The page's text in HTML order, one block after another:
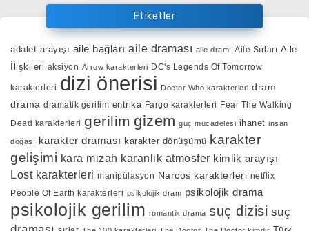
Etiketler
adalet arayışı aile bağları aile draması aile dramı Aile Sırları Aile
İlişkileri aksiyon Arrow karakterleri DC's Legends Of Tomorrow
karakterleri dizi önerisi Doctor Who karakterleri dram
drama dramatik gerilim entrika Fargo karakterleri Fear The Walking
Dead karakterleri gerilim gizem güç mücadelesi ihanet insan
doğası karakter draması karakter dönüşümü karakter
gelişimi kara mizah karanlik atmosfer kimlik arayışı
Lost karakterleri manipülasyon Narcos karakterleri netflix
People Of Earth karakterleri psikolojik dram psikolojik drama
psikolojik gerilim romantik drama suç dizisi suç